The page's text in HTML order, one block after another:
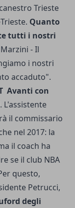
Trieste
Quanto
tutti i nostri
- Il
i nostri
accaduto".
Avanti con
. L'assistente
il commissario
nel 2017: la
il coach ha
se il club NBA
questo,
Petrucci,
degli